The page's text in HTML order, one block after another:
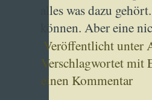
alles was dazu
können. Aber eine
Veröffentlicht unter
Verschlagwortet mit
einen Kommentar